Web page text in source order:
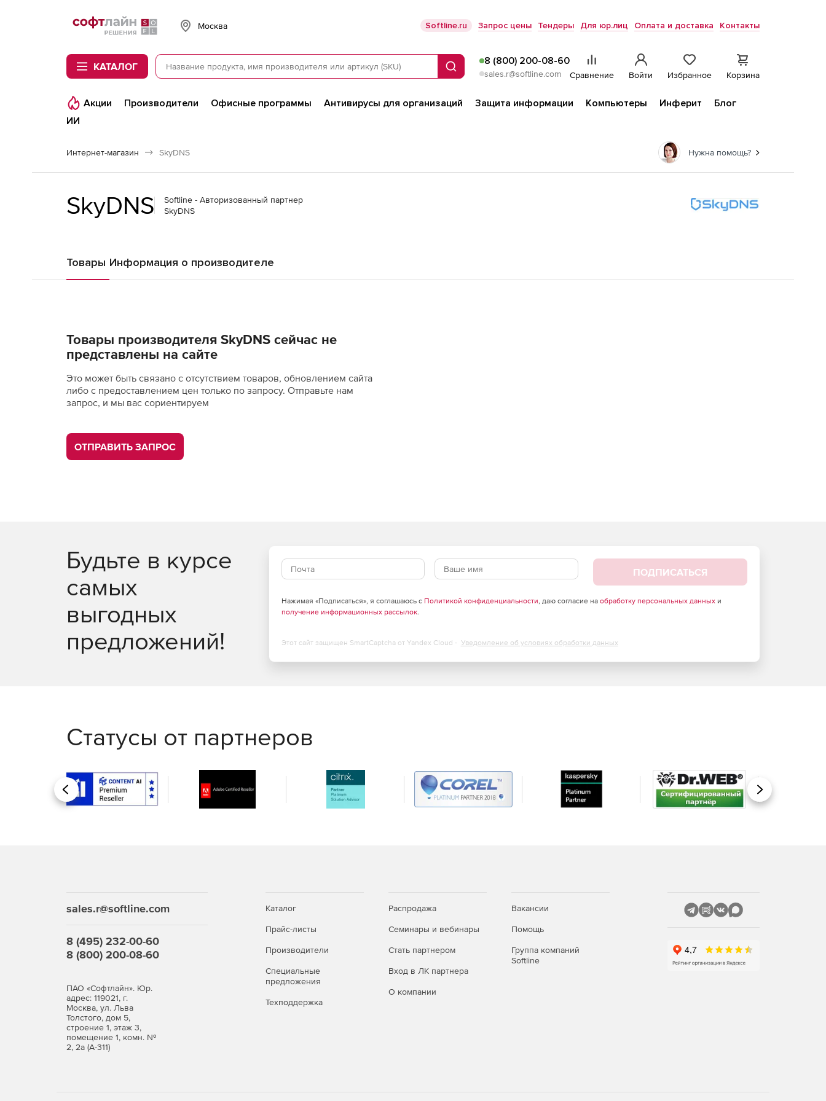
Softline
Москва Softline.ru Запрос цены Тендеры Для юр.лиц Оплата и доставка Контакты
КАТАЛОГ Поиск
8 (800) 200-08-60
sales.r@softline.com Сравнение Войти Избранное Корзина
Акции Производители Офисные программы Антивирусы для организаций Защита информации Компьютеры Инферит
Блог
ИИ
Интернет-магазин SkyDNS Нужна помощь?
SkyDNS
Softline - Авторизованный партнер
SkyDNS
Товары Информация о производителе
Товары производителя SkyDNS сейчас не
представлены на сайте
Это может быть связано с отсутствием товаров, обновлением сайта
либо с предоставлением цен только по запросу. Отправьте нам
запрос, и мы вас сориентируем
ОТПРАВИТЬ ЗАПРОС
Будьте в курсе
самых
выгодных
предложений!
ПОДПИСАТЬСЯ
Нажимая «Подписаться», я соглашаюсь с Политикой конфиденциальности, даю согласие на обработку персональных данныхи
получение информационных рассылок.
Этот сайт защищен SmartCaptcha от Yandex Cloud - Уведомление об условиях обработки данных
Статусы от партнеров
Назад Вперед
sales.r@softline.com
8 (495) 232-00-60
8 (800) 200-08-60
ПАО «Софтлайн». Юр.
адрес: 119021, г.
Москва, ул. Льва
Толстого, дом 5,
строение 1, этаж 3,
помещение 1, комн. №
2, 2а (А-311)
Каталог
Прайс-листы
Производители
Специальные
предложения
Техподдержка
Распродажа
Семинары и вебинары
Стать партнером
Вход в ЛК партнера
О компании
Вакансии
Помощь
Группа компаний
Softline